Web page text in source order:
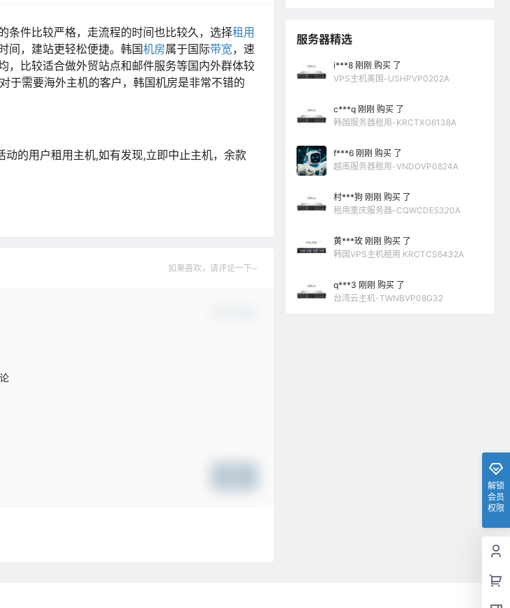
条件比较严格，走流程的时间也比较久，选择租用
间，建站更轻松便捷。韩国机房属于国际带宽，速
，比较适合做外贸站点和邮件服务等国内外群体较
于需要海外主机的客户，韩国机房是非常不错的
的用户租用主机,如有发现,立即中止主机，余款
如果喜欢，请评论一下~
服务器精选
i***8 刚刚 购买 了
VPS主机美国-USHPVP0202A
c***q 刚刚 购买 了
韩国服务器租用-KRCTXG6138A
f***6 刚刚 购买 了
越南服务器租用-VNDOVP0824A
村***狗 刚刚 购买 了
租用重庆服务器-CQWCDE5320A
黄***玫 刚刚 购买 了
韩国VPS主机租用 KRCTCS6432A
q***3 刚刚 购买 了
台湾云主机-TWNBVP08G32
解锁
会员
权限